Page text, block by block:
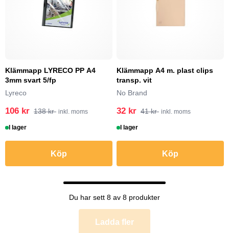
Klämmapp LYRECO PP A4
3mm svart 5/fp
Lyreco
106 kr 138 kr inkl. moms
I lager
Köp
Klämmapp A4 m. plast clips
transp. vit
No Brand
32 kr 41 kr inkl. moms
I lager
Köp
Du har sett 8 av 8 produkter
Ladda fler